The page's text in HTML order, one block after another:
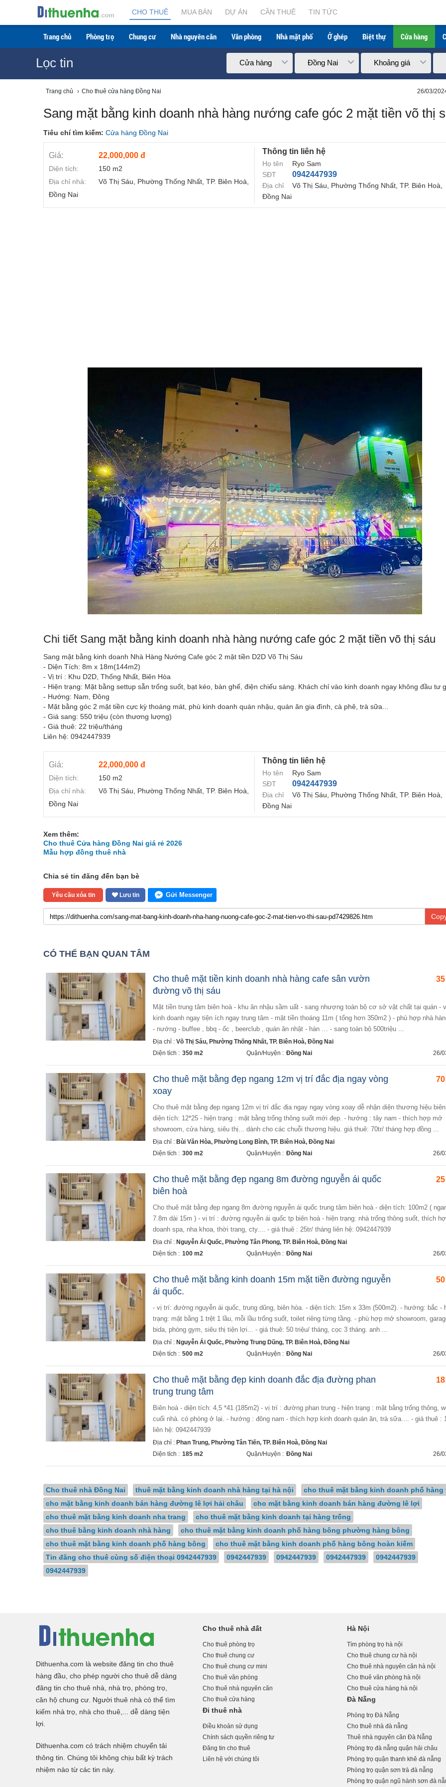
CHO THUÊ MUA BÁN DỰ ÁN CẦN THUÊ TIN TỨC
Trang chủ Phòng trọ Chung cư Nhà nguyên căn Văn phòng Nhà mặt phố Ở ghép Biệt thự Cửa hàng
Lọc tin Cửa hàng Đồng Nai Khoảng giá
Trang chủ › Cho thuê cửa hàng Đồng Nai 26/03/
Sang mặt bằng kinh doanh nhà hàng nướng cafe góc 2 mặt tiền võ thị
Tiêu chí tìm kiếm: Cửa hàng Đồng Nai
Giá: 22,000,000 đ
Diện tích:
150 m2
Địa chỉ nhà:
Võ Thị Sáu, Phường Thống Nhất, TP. Biên Hoà,
Đồng Nai
Thông tin liên hệ
Họ tên
Ryo Sam
SĐT
0942447939
Địa chỉ
Võ Thị Sáu, Phường Thống Nhất, TP. Biên Hoà,
Đồng Nai
Chi tiết Sang mặt bằng kinh doanh nhà hàng nướng cafe góc 2 mặt tiền võ thị sáu
Sang mặt bằng kinh doanh Nhà Hàng Nướng Cafe góc 2 mặt tiền D2D Võ Thị Sáu
- Diện Tích: 8m x 18m(144m2)
- Vị trí : Khu D2D, Thống Nhất, Biên Hòa
- Hiện trạng: Mặt bằng settup sẵn trống suốt, bạt kéo, bàn ghế, điện chiếu sáng. Khách chỉ vào kinh doanh ngay không đầu tư
- Hướng: Nam, Đông
- Mặt bằng góc 2 mặt tiền cực kỳ thoáng mát, phù kinh doanh quán nhậu, quán ăn gia đình, cà phê, trà sữa...
- Giá sang: 550 triệu (còn thương lượng)
- Giá thuê: 22 triệu/tháng
Liên hệ: 0942447939
Giá: 22,000,000 đ
Diện tích:
150 m2
Địa chỉ nhà:
Võ Thị Sáu, Phường Thống Nhất, TP. Biên Hoà,
Đồng Nai
Thông tin liên hệ
Họ tên
Ryo Sam
SĐT
0942447939
Địa chỉ
Võ Thị Sáu, Phường Thống Nhất, TP. Biên Hoà,
Đồng Nai
Xem thêm:
Cho thuê Cửa hàng Đồng Nai giá rẻ 2026
Mẫu hợp đồng thuê nhà
Chia sẻ tin đăng đến bạn bè
Yêu cầu xóa tin Lưu tin Gửi Messenger
CÓ THỂ BẠN QUAN TÂM
Cho thuê mặt tiền kinh doanh nhà hàng cafe sân vườn
đường võ thị sáu
mặt tiền trung tâm biên hoà - khu ăn nhậu sầm uất - sang nhượng toàn bộ cơ sở vật chất tại quán - vào
kinh doanh ngay tiện ích ngay trung tâm - mặt tiền thoáng 11m ( tổng hơn 350m2 ) - phù hợp nhà
- nướng - buffee , bbq - ốc , beerclub , quán ăn nhật - hàn … - sang toàn bộ 500triệu ...
Địa chỉ : Võ Thị Sáu, Phường Thống Nhất, TP. Biên Hoà, Đồng Nai
Diện tích : 350 m2 Quận/Huyện : Đồng Nai 26/
Cho thuê mặt bằng đẹp ngang 12m vị trí đắc địa ngay vòng
xoay
cho thuê mặt bằng đẹp ngang 12m vị trí đắc địa ngay ngay vòng xoay dễ nhận diện thương hiệu biên hoà -
diện tích: 12*25 - hiện trạng : mặt bằng trống thông suốt mới đẹp. - hướng : tây nam - thích hợp mở
showroom, cửa hàng, siêu thị... dành cho các chuỗi thương hiệu. giá thuê: 70tr/ tháng hợp đồng ...
Địa chỉ : Bùi Văn Hòa, Phường Long Bình, TP. Biên Hoà, Đồng Nai
Diện tích : 300 m2 Quận/Huyện : Đồng Nai 26/
Cho thuê mặt bằng đẹp ngang 8m đường nguyễn ái quốc
biên hoà
cho thuê mặt bằng đẹp ngang 8m đường nguyễn ái quốc trung tâm biên hoà - diện tích: 100m2 ( ngang
7.8m dài 15m ) - vị trí : đường nguyễn ái quốc tp biên hoà - hiện trạng: nhà trống thông suốt, thích
doanh spa, nha khoa, thời trang, cty.... - giá thuê : 25tr/ tháng liên hệ: 0942447939
Địa chỉ : Nguyễn Ái Quốc, Phường Tân Phong, TP. Biên Hoà, Đồng Nai
Diện tích : 100 m2 Quận/Huyện : Đồng Nai 26/
Cho thuê mặt bằng kinh doanh 15m mặt tiền đường nguyễn
ái quốc.
- vị trí: đường nguyễn ái quốc, trung dũng, biên hòa. - diện tích: 15m x 33m (500m2). - hướng: bắc - hiện
trạng: mặt bằng 1 trệt 1 lầu, mỗi lầu trống suốt, toilet riêng từng tầng. - phù hợp mở showroom,
bida, phòng gym, siêu thị tiện lợi... - giá thuê: 50 triệu/ tháng, cọc 3 tháng. anh ...
Địa chỉ : Nguyễn Ái Quốc, Phường Trung Dũng, TP. Biên Hoà, Đồng Nai
Diện tích : 500 m2 Quận/Huyện : Đồng Nai 26/
Cho thuê mặt bằng đẹp kinh doanh đắc địa đường phan
trung trung tâm
biên hoà - diện tích: 4,5 *41 (185m2) - vị trí : đường phan trung - hiện trạng : mặt bằng trống thông, wc, bếp
cuối nhà. có phòng ở lại. - hướng : đông nam - thích hợp kinh doanh quán ăn, trà sữa.... - giá thuê :
liên hệ: 0942447939
Địa chỉ : Phan Trung, Phường Tân Tiến, TP. Biên Hoà, Đồng Nai
Diện tích : 185 m2 Quận/Huyện : Đồng Nai 26/
Cho thuê nhà Đồng Nai thuê mặt bằng kinh doanh nhà hàng tại hà nội
cho thuê mặt bằng kinh doanh phố hàng
cho mặt bằng kinh doanh bán hàng đường lê lợi hải châu
cho mặt bằng kinh doanh bán hàng đường lê lợi
cho thuê mặt bằng kinh doanh nha trang
cho thuê mặt bằng kinh doanh tại hàng trống
cho thuê bằng kinh doanh nhà hàng
cho thuê mặt bằng kinh doanh phố hàng bông phường hàng bông
cho thuê mặt bằng kinh doanh phố hàng bông
cho thuê mặt bằng kinh doanh phố hàng bông hoàn kiếm
Tin đăng cho thuê cùng số điện thoại 0942447939
0942447939 0942447939 0942447939
0942447939
0942447939
Cho thuê nhà đất
Cho thuê phòng trọ
Cho thuê chung cư
Cho thuê chung cư mini
Cho thuê văn phòng
Cho thuê nhà nguyên căn
Cho thuê cửa hàng
Đi thuê nhà
Điều khoản sử dụng
Chính sách quyền riêng tư
Đăng tin cho thuê
Liên hệ với chúng tôi
Hà Nội
Tìm phòng trọ hà nội
Cho thuê chung cư hà nội
Cho thuê nhà nguyên căn hà nội
Cho thuê văn phòng hà nội
Cho thuê cửa hàng hà nội
Đà Nẵng
Phòng trọ Đà Nẵng
Cho thuê nhà đà nẵng
Thuê nhà nguyên căn Đà Nẵng
Phòng trọ đà nẵng quận hải châu
Phòng trọ quận thanh khê đà nẵng
Phòng trọ quận sơn trà đà nẵng
Phòng trọ quận ngũ hành sơn đà
Dithuenha.com là website đăng tin cho thuê
hàng đầu, cho phép người cho thuê dễ dàng
đăng tin cho thuê nhà, nhà trọ, phòng trọ,
căn hộ chung cư. Người thuê nhà có thể tìm
kiếm nhà trọ, nhà cho thuê,... dễ dàng tiện
lợi.
Dithuenha.com có trách nhiệm chuyển tải
thông tin. Chúng tôi không chịu bất kỳ trách
nhiệm nào từ các tin này.